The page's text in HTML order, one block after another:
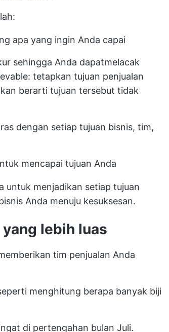
apa yang ingin Anda capai
sehingga Anda dapatmelacak
tetapkan tujuan penjualan
berarti tujuan tersebut tidak
dengan setiap tujuan bisnis, tim,
mencapai tujuan Anda
untuk menjadikan setiap tujuan
Anda menuju kesuksesan.
lebih luas
tim penjualan Anda
menghitung berapa banyak biji
di pertengahan bulan Juli.